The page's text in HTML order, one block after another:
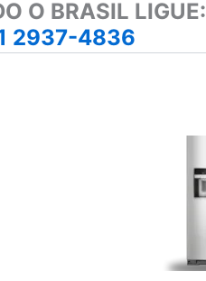
O BRASIL LIGUE:
2937-4836